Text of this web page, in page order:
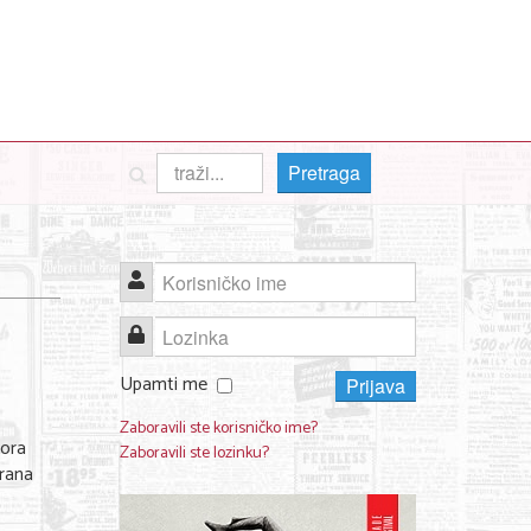
Pretraga
Korisničko ime
Lozinka
Upamti me
Prijava
Zaboravili ste korisničko ime?
Zaboravili ste lozinku?